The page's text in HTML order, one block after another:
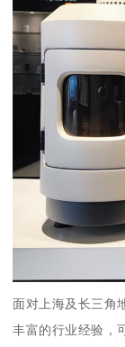
面对上海及长三角
丰富的行业经验，